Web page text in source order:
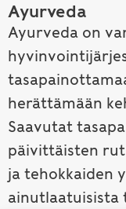
Ayurveda
Ayurveda on
herättämään
Saavutat
päivittäisten
ja tehokkaiden
ainutlaatuisista